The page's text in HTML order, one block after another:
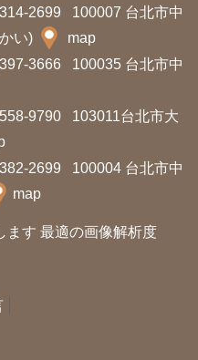
2699
100007 台北市中
い)
map
3666
100035 台北市中
9790
103011台北市大
2699
100004 台北市中
map
ます 最適の画像解析度